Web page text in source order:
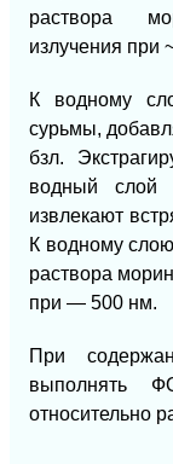
раствора
излучения при
К водному
сурьмы,
бзл.
водный слой
извлекают
К водному
раствора
при — 500 нм.
При
выполнять
относительно